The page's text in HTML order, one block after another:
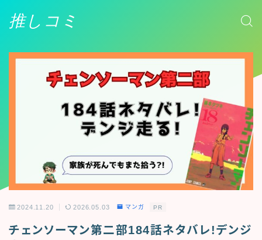
推しコミ
2024.11.20 2026.05.03 マンガ PR
チェンソーマン第二部184話ネタバレ!デンジ